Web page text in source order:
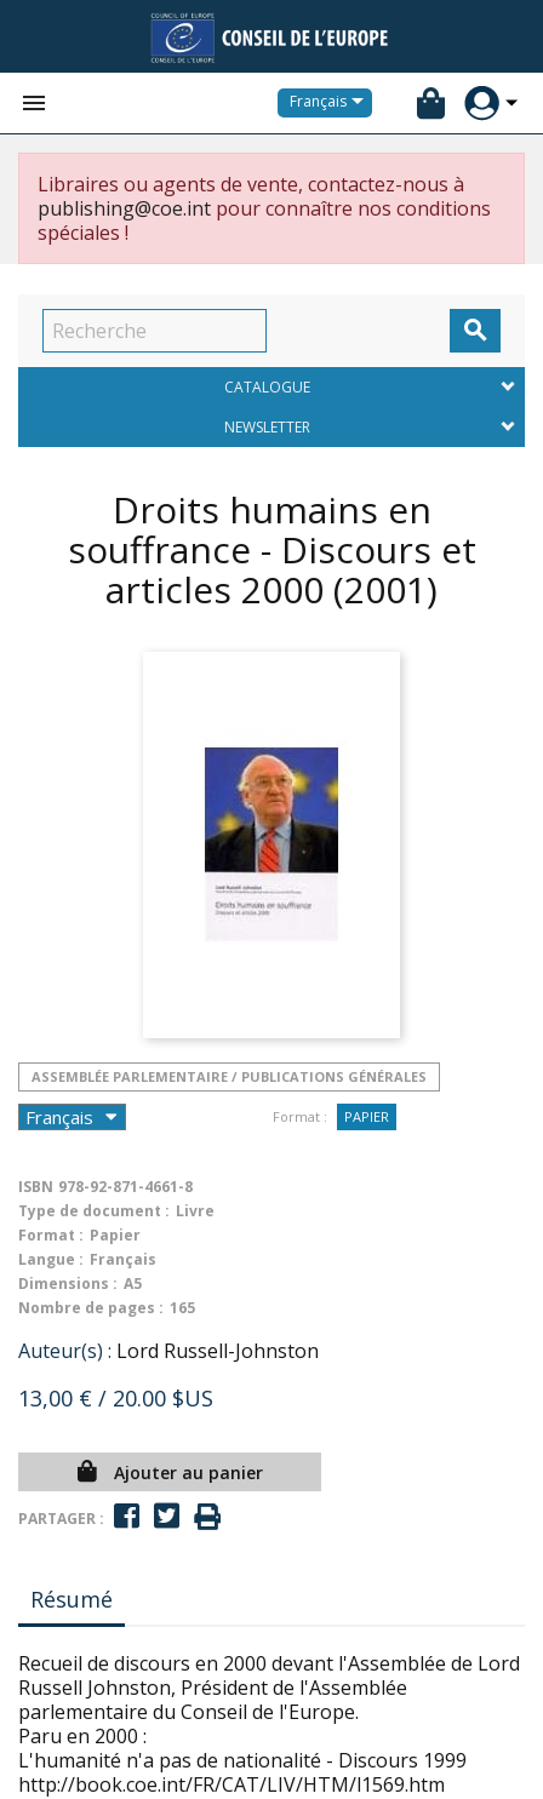
 Français
Libraires ou agents de vente, contactez-nous à
publishing@coe.int pour connaître nos conditions
spéciales !

CATALOGUE
NEWSLETTER
Droits humains en
souffrance - Discours et
articles 2000 (2001)
ASSEMBLÉE PARLEMENTAIRE / PUBLICATIONS GÉNÉRALES
Format : PAPIER
ISBN 978-92-871-4661-8
Type de document : Livre
Format : Papier
Langue : Français
Dimensions : A5
Nombre de pages : 165
Auteur(s) : Lord Russell-Johnston
13,00 € / 20.00 $US
Ajouter au panier
PARTAGER :
Résumé
Recueil de discours en 2000 devant l'Assemblée de Lord
Russell Johnston, Président de l'Assemblée
parlementaire du Conseil de l'Europe.
Paru en 2000 :
L'humanité n'a pas de nationalité - Discours 1999
http://book.coe.int/FR/CAT/LIV/HTM/l1569.htm